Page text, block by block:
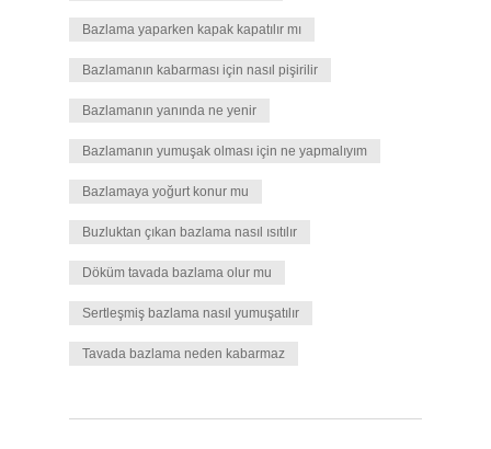
Bazlama yaparken kapak kapatılır mı
Bazlamanın kabarması için nasıl pişirilir
Bazlamanın yanında ne yenir
Bazlamanın yumuşak olması için ne yapmalıyım
Bazlamaya yoğurt konur mu
Buzluktan çıkan bazlama nasıl ısıtılır
Döküm tavada bazlama olur mu
Sertleşmiş bazlama nasıl yumuşatılır
Tavada bazlama neden kabarmaz